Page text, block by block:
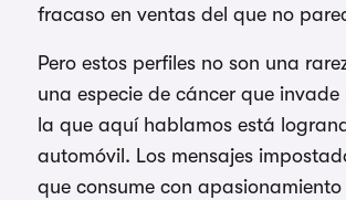
fracaso en ventas del que no
Pero estos perfiles no son una
una especie de cáncer que
la que aquí hablamos está
automóvil. Los mensajes
que consume con